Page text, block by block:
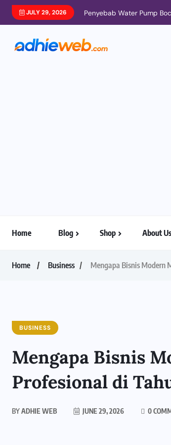
JULY 29, 2026 Penyebab Water Pump
Home Blog Shop About
Home Business Mengapa Bisnis Modern
BUSINESS
Mengapa Bisnis
Profesional di
BYADHIE WEB JUNE 29, 2026 0